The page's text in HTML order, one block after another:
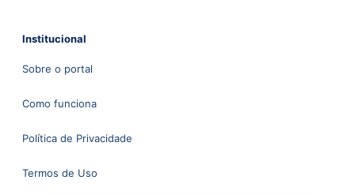
Institucional
Sobre o portal
Como funciona
Política de Privacidade
Termos de Uso